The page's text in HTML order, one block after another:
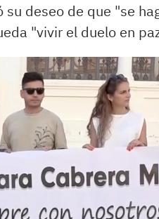
deseo de que "se
"vivir el duelo en